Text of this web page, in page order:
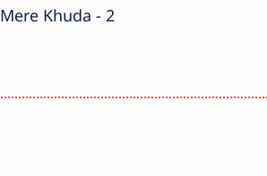
Mere Khuda - 2